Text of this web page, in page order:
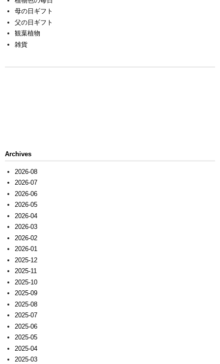
母の日ギフト
父の日ギフト
観葉植物
雑貨
Archives
2026-08
2026-07
2026-06
2026-05
2026-04
2026-03
2026-02
2026-01
2025-12
2025-11
2025-10
2025-09
2025-08
2025-07
2025-06
2025-05
2025-04
2025-03